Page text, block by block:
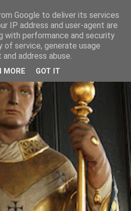
Google to deliver its services
IP address and user-agent are
with performance and security
service, generate usage
address abuse.
MORE GOT IT